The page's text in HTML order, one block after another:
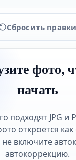
Сбросить правки
фото,
начать
подходят JPG и
откроется как
включите
автокоррекцию.